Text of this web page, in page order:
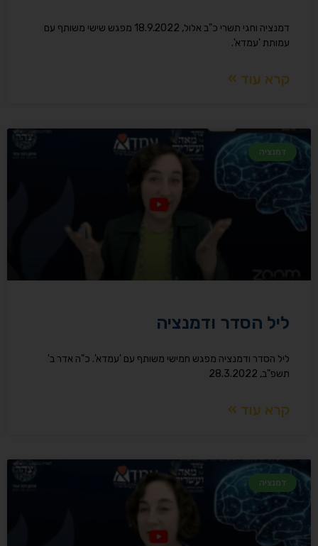
דמנציה וחגי תשרי כ"ב אלול, 18.9.2022​ מפגש שישי משותף עם
עמותת 'עמדא'.
קרא עוד »
דמנציה
ליל הסדר ודמנציה
ליל הסדר ודמנציה מפגש חמישי משותף עם 'עמדא'. כ"ה אדר ב'
תשפ"ב, 28.3.2022
קרא עוד »
דמנציה